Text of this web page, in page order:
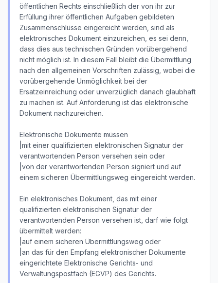
öffentlichen Rechts einschließlich der von ihr zur
Erfüllung ihrer öffentlichen Aufgaben gebildeten
Zusammenschlüsse eingereicht werden, sind als
elektronisches Dokument einzureichen, es sei denn,
dass dies aus technischen Gründen vorübergehend
nicht möglich ist. In diesem Fall bleibt die Übermittlung
nach den allgemeinen Vorschriften zulässig, wobei die
vorübergehende Unmöglichkeit bei der
Ersatzeinreichung oder unverzüglich danach glaubhaft
zu machen ist. Auf Anforderung ist das elektronische
Dokument nachzureichen.
Elektronische Dokumente müssen
|mit einer qualifizierten elektronischen Signatur der
verantwortenden Person versehen sein oder
|von der verantwortenden Person signiert und auf
einem sicheren Übermittlungsweg eingereicht werden.
Ein elektronisches Dokument, das mit einer
qualifizierten elektronischen Signatur der
verantwortenden Person versehen ist, darf wie folgt
übermittelt werden:
|auf einem sicheren Übermittlungsweg oder
|an das für den Empfang elektronischer Dokumente
eingerichtete Elektronische Gerichts- und
Verwaltungspostfach (EGVP) des Gerichts.